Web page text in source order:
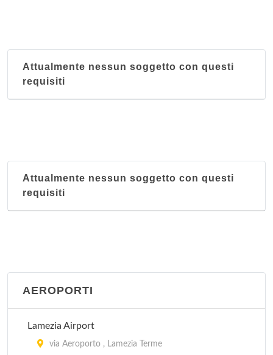
Attualmente nessun soggetto con questi
requisiti
Attualmente nessun soggetto con questi
requisiti
AEROPORTI
Lamezia Airport
via Aeroporto , Lamezia Terme